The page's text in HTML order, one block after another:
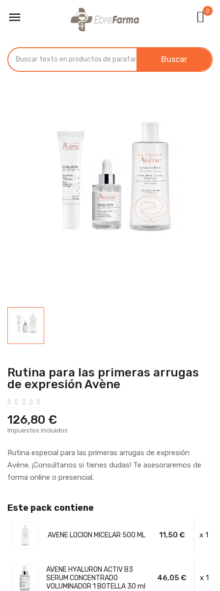
 0
Buscar
Rutina para las primeras arrugas
de expresión Avène
126,80 €
Impuestos incluidos
Rutina especial para las primeras arrugas de expresión
Avène. ¡Consúltanos si tienes dudas! Te asesoraremos de
forma online o presencial.
Este pack contiene
AVENE LOCION MICELAR 500 ML 11,50 € x 1
AVENE HYALURON ACTIV B3
SERUM CONCENTRADO
VOLUMINADOR 1 BOTELLA 30 ml
46,05 € x 1